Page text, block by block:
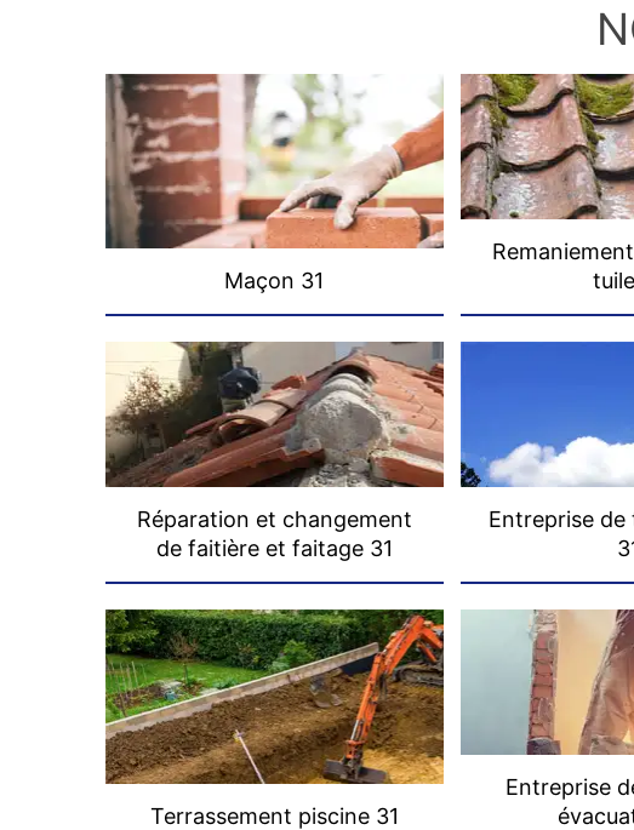
Maçon 31
Réparation et changement
de faitière et faitage 31
Entreprise de
Terrassement piscine 31
Entreprise